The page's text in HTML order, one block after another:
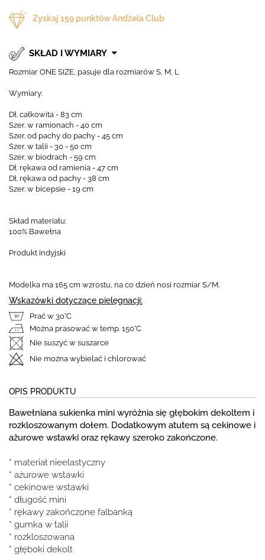
Zyskaj 159 punktów Andżela Club
SKŁAD I WYMIARY
Rozmiar ONE SIZE, pasuje dla rozmiarów S, M, L
Wymiary:
Dł. całkowita - 83 cm
Szer. w ramionach - 40 cm
Szer. od pachy do pachy - 45 cm
Szer. w talii - 30 - 50 cm
Szer. w biodrach - 59 cm
Dł. rękawa od ramienia - 47 cm
Dł. rękawa od pachy - 38 cm
Szer. w bicepsie - 19 cm
Skład materiału:
100% Bawełna
Produkt indyjski
Modelka ma 165 cm wzrostu, na co dzień nosi rozmiar S/M.
Wskazówki dotyczące pielęgnacji:
Prać w 30°C
Można prasować w temp. 150°C
Nie suszyć w suszarce
Nie można wybielać i chlorować
OPIS PRODUKTU
Bawełniana sukienka mini wyróżnia się głębokim dekoltem i
rozkloszowanym dołem. Dodatkowym atutem są cekinowe i
ażurowe wstawki oraz rękawy szeroko zakończone.
* materiał nieelastyczny
* ażurowe wstawki
* cekinowe wstawki
* długość mini
* rękawy zakończone falbanką
* gumka w talii
* rozkloszowana
* głęboki dekolt